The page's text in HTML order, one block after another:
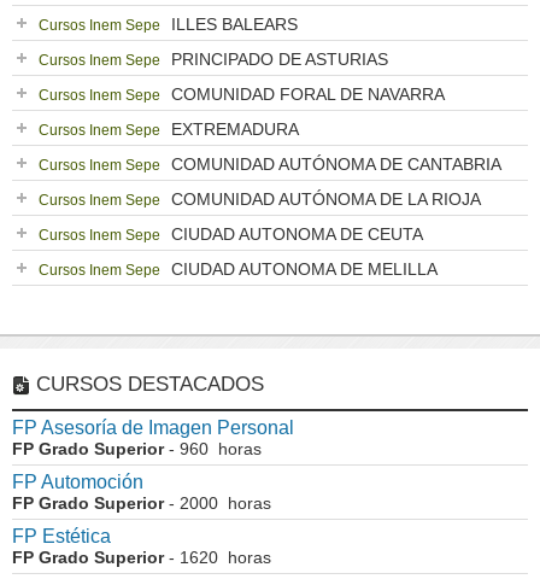
Cursos Inem Sepe ILLES BALEARS
Cursos Inem Sepe PRINCIPADO DE ASTURIAS
Cursos Inem Sepe COMUNIDAD FORAL DE NAVARRA
Cursos Inem Sepe EXTREMADURA
Cursos Inem Sepe COMUNIDAD AUTÓNOMA DE CANTABRIA
Cursos Inem Sepe COMUNIDAD AUTÓNOMA DE LA RIOJA
Cursos Inem Sepe CIUDAD AUTONOMA DE CEUTA
Cursos Inem Sepe CIUDAD AUTONOMA DE MELILLA
CURSOS DESTACADOS
FP Asesoría de Imagen Personal
FP Grado Superior- 960 horas
FP Automoción
FP Grado Superior- 2000 horas
FP Estética
FP Grado Superior- 1620 horas